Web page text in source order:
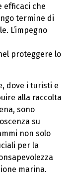
efficaci che
termine di
L’impegno
proteggere lo
dove i turisti e
alla raccolta
sono
su
non solo
per la
marina.